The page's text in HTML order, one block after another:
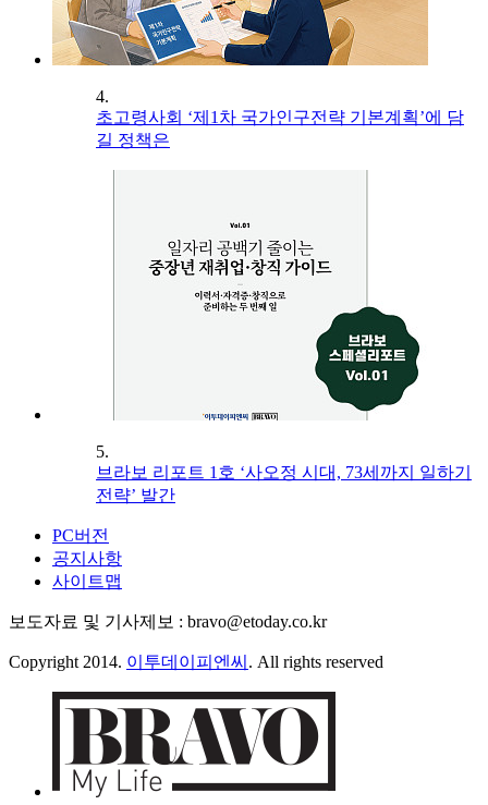
4.
초고령사회 ‘제1차 국가인구전략 기본계획’에 담
길 정책은
5.
브라보 리포트 1호 ‘사오정 시대, 73세까지 일하기
전략’ 발간
PC버전
공지사항
사이트맵
보도자료 및 기사제보 : bravo@etoday.co.kr
Copyright 2014. 이투데이피엔씨 . All rights reserved